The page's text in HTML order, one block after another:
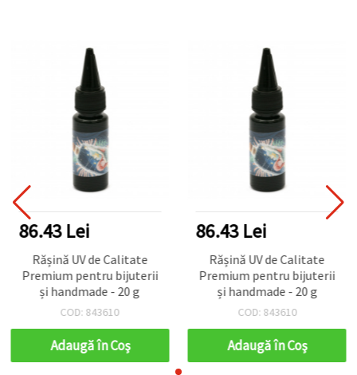
86.43 Lei
Rășină UV de Calitate
Premium pentru bijuterii
și handmade - 20 g
COD: 843610
Adaugă în Coş
86.43 Lei
Rășină UV de Calitate
Premium pentru bijuterii
și handmade - 20 g
COD: 843610
Adaugă în Coş